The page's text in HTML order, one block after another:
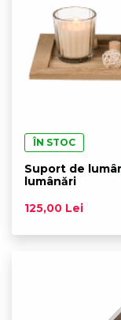
ÎN STOC
Suport de
lumânări
125,00 Lei